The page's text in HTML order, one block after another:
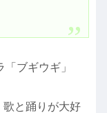
ブギウギ」
歌と踊りが大好